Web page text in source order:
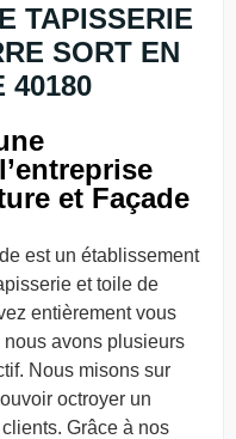
TAPISSERIE
SORT EN
40180
et Façade
est un établissement
et toile de
entièrement vous
avons plusieurs
Nous misons sur
octroyer un
Grâce à nos